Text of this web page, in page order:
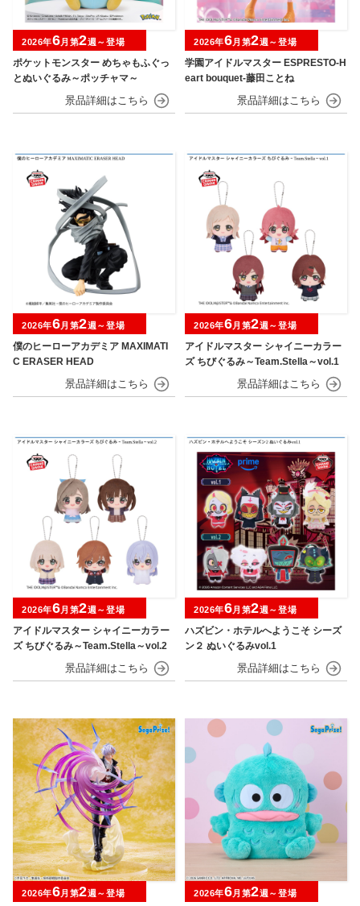
ポケットモンスター めちゃもふぐっ
とぬいぐるみ～ポッチャマ～
2026年6月第2週～登場
学園アイドルマスター ESPRESTO-H
eart bouquet-藤田ことね
2026年6月第2週～登場
僕のヒーローアカデミア MAXIMATI
C ERASER HEAD
2026年6月第2週～登場
アイドルマスター シャイニーカラー
ズ ちびぐるみ～Team.Stella～vol.1
2026年6月第2週～登場
アイドルマスター シャイニーカラー
ズ ちびぐるみ～Team.Stella～vol.2
2026年6月第2週～登場
ハズビン・ホテルへようこそ シーズ
ン２ ぬいぐるみvol.1
2026年6月第2週～登場
2026年6月第2週～登場 2026年6月第2週～登場